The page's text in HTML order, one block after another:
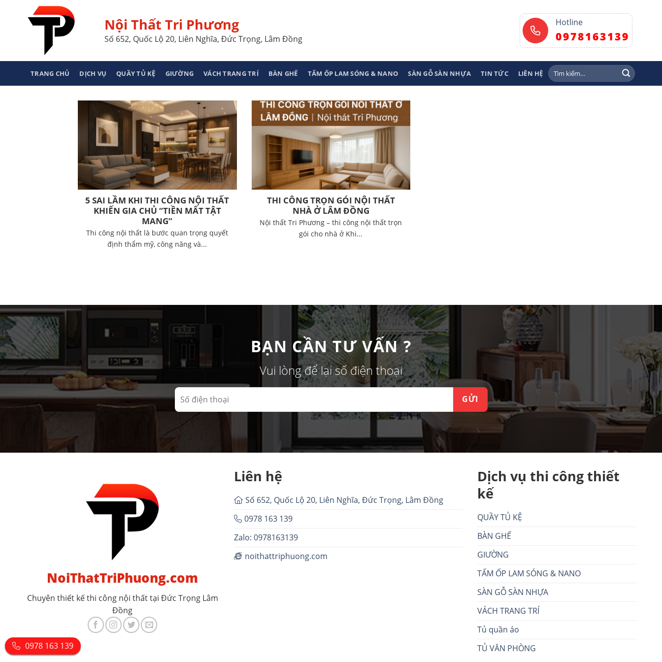
Nội Thất Tri Phương
Số 652, Quốc Lộ 20, Liên Nghĩa, Đức Trọng, Lâm Đồng
Hotline
0978163139
TRANG CHỦ DỊCH VỤ QUẦY TỦ KỆ GIƯỜNG VÁCH TRANG TRÍ BÀN GHẾ TẤM ỐP LAM SÓNG & NANO SÀN GỖ SÀN NHỰA TIN TỨC LIÊN HỆ
Tìm
kiếm:
5 SAI LẦM KHI THI CÔNG NỘI THẤT
KHIẾN GIA CHỦ “TIỀN MẤT TẬT
MANG”
Thi công nội thất là bước quan trọng quyết
định thẩm mỹ, công năng và...
THI CÔNG TRỌN GÓI NỘI THẤT
NHÀ Ở LÂM ĐỒNG
Nội thất Tri Phương – thi công nội thất trọn
gói cho nhà ở Khi...
BẠN CẦN TƯ VẤN ?
Vui lòng để lại số điện thoại
NoiThatTriPhuong.com
Chuyên thiết kế thi công nội thất tại Đức Trọng Lâm
Đồng
Liên hệ
Số 652, Quốc Lộ 20, Liên Nghĩa, Đức Trọng, Lâm Đồng
0978 163 139
Zalo: 0978163139
noithattriphuong.com
Dịch vụ thi công thiết
kế
QUẦY TỦ KỆ
BÀN GHẾ
GIƯỜNG
TẤM ỐP LAM SÓNG & NANO
SÀN GỖ SÀN NHỰA
VÁCH TRANG TRÍ
Tủ quần áo
TỦ VĂN PHÒNG
0978 163 139